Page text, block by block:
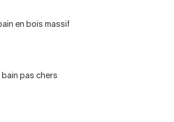
tiroirs et portes
pas à pas, pour que
en bois massif
bain pas chers